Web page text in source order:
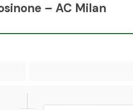
– AC Milan